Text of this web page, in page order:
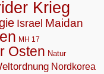
Krieg
Israel Maidan
MH 17
Osten Natur
Nordkorea